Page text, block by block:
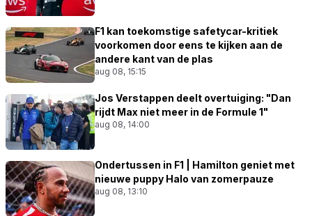
F1 kan toekomstige safetycar-kritiek
voorkomen door eens te kijken aan de
andere kant van de plas
aug 08, 15:15
Jos Verstappen deelt overtuiging: "Dan
rijdt Max niet meer in de Formule 1"
aug 08, 14:00
Ondertussen in F1 | Hamilton geniet met
nieuwe puppy Halo van zomerpauze
aug 08, 13:10